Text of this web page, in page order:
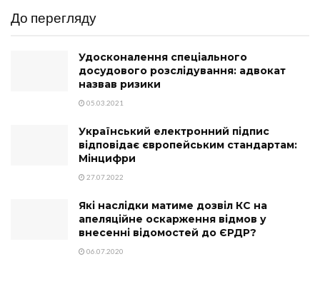
До перегляду
Удосконалення спеціального
досудового розслідування: адвокат
назвав ризики
05.03.2021
Український електронний підпис
відповідає європейським стандартам:
Мінцифри
27.07.2022
Які наслідки матиме дозвіл КС на
апеляційне оскарження відмов у
внесенні відомостей до ЄРДР?
06.07.2020